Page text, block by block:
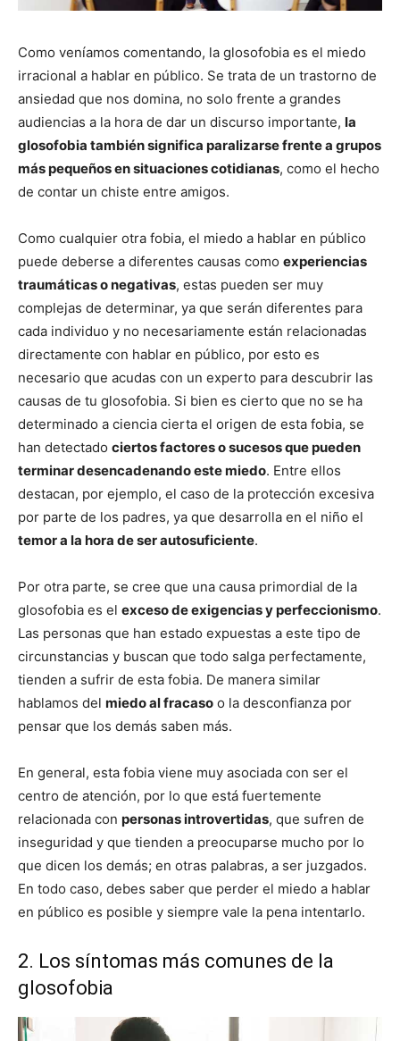
Como veníamos comentando, la glosofobia es el miedo
irracional a hablar en público. Se trata de un trastorno de
ansiedad que nos domina, no solo frente a grandes
audiencias a la hora de dar un discurso importante, la
glosofobia también significa paralizarse frente a grupos
más pequeños en situaciones cotidianas, como el hecho
de contar un chiste entre amigos.
Como cualquier otra fobia, el miedo a hablar en público
puede deberse a diferentes causas como experiencias
traumáticas o negativas, estas pueden ser muy
complejas de determinar, ya que serán diferentes para
cada individuo y no necesariamente están relacionadas
directamente con hablar en público, por esto es
necesario que acudas con un experto para descubrir las
causas de tu glosofobia. Si bien es cierto que no se ha
determinado a ciencia cierta el origen de esta fobia, se
han detectado ciertos factores o sucesos que pueden
terminar desencadenando este miedo. Entre ellos
destacan, por ejemplo, el caso de la protección excesiva
por parte de los padres, ya que desarrolla en el niño el
temor a la hora de ser autosuficiente.
Por otra parte, se cree que una causa primordial de la
glosofobia es el exceso de exigencias y perfeccionismo.
Las personas que han estado expuestas a este tipo de
circunstancias y buscan que todo salga perfectamente,
tienden a sufrir de esta fobia. De manera similar
hablamos del miedo al fracaso o la desconfianza por
pensar que los demás saben más.
En general, esta fobia viene muy asociada con ser el
centro de atención, por lo que está fuertemente
relacionada con personas introvertidas, que sufren de
inseguridad y que tienden a preocuparse mucho por lo
que dicen los demás; en otras palabras, a ser juzgados.
En todo caso, debes saber que perder el miedo a hablar
en público es posible y siempre vale la pena intentarlo.
2. Los síntomas más comunes de la
glosofobia